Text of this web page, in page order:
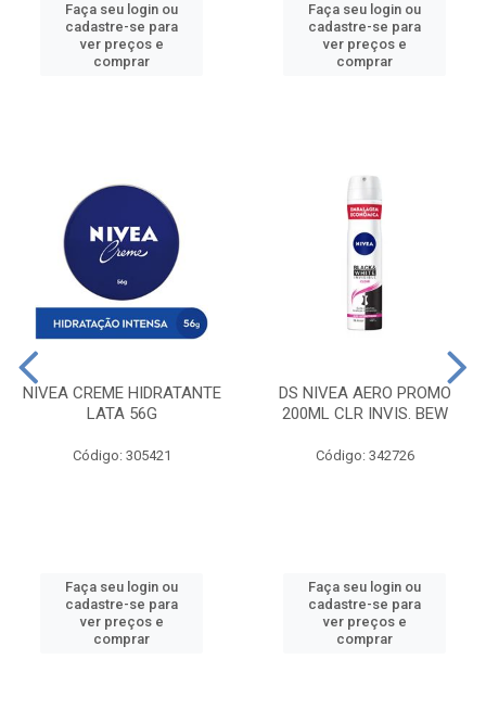
Faça seu login ou
cadastre-se para
ver preços e
comprar
Faça seu login ou
cadastre-se para
ver preços e
comprar
NIVEA CREME HIDRATANTE
LATA 56G
Código: 305421
Faça seu login ou
cadastre-se para
ver preços e
comprar
DS NIVEA AERO PROMO
200ML CLR INVIS. BEW
Código: 342726
Faça seu login ou
cadastre-se para
ver preços e
comprar